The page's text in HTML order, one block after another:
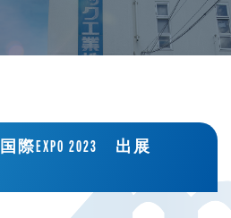
際EXPO 2023 出展